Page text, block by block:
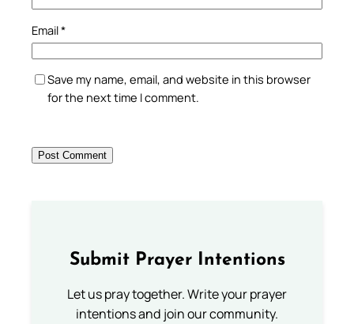
Email*
Save my name, email, and website in this browser
for the next time I comment.
Submit Prayer Intentions
Let us pray together. Write your prayer
intentions and join our community.